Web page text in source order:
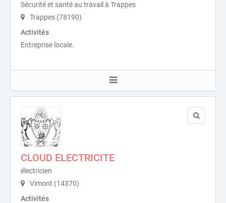
Sécurité et santé au travail à Trappes
Trappes (78190)
Activités
Entreprise locale.
CLOUD ELECTRICITE
électricien
Vimont (14370)
Activités